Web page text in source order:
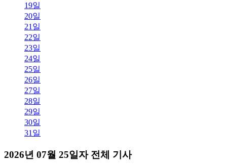
19일
20일
21일
22일
23일
24일
25일
26일
27일
28일
29일
30일
31일
2026년 07월 25일자 전체 기사